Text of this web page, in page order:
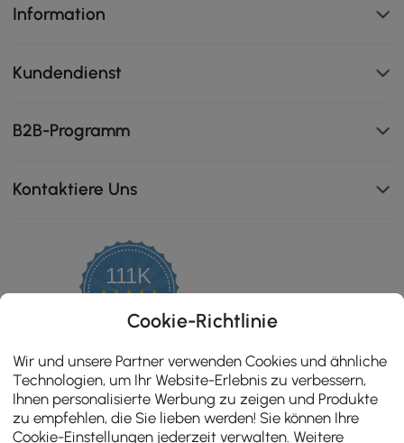
Information
Kundendienst
B2B-Programm
Kontaktiere Uns
111K
4.8
star
rating
ZERTIFIZIERTE BEWERTUNGEN
Cookie-Richtlinie
Wir und unsere Partner verwenden Cookies und ähnliche
Technologien, um Ihr Website-Erlebnis zu verbessern,
Ihnen personalisierte Werbung zu zeigen und Produkte
zu empfehlen, die Sie lieben werden! Sie können Ihre
Cookie-Einstellungen jederzeit verwalten. Weitere